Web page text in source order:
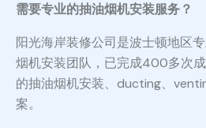
需要专业的抽油烟机安装服务？
阳光海岸装修公司是波士顿地区
烟机安装团队，已完成400多次
的抽油烟机安装、ducting、
案。